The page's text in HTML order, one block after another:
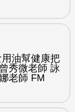
用油幫健康把
秀微老師 詠
老師 FM